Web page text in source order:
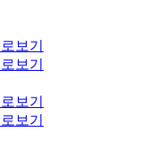
보기
보기
보기
보기